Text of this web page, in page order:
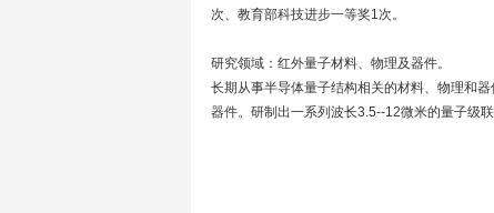
次、教育部科技进步一等奖1次。
研究领域：红外量子材料、物理及器件。
长期从事半导体量子结构相关的材料、物理和
器件。研制出一系列波长3.5--12微米的量子级